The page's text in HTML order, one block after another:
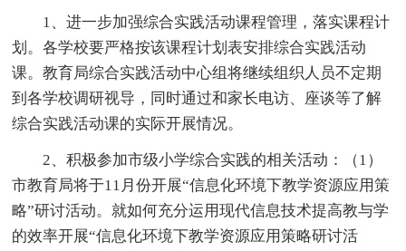
1、进一步加强综合实践活动课程管理，落实课程计
划。各学校要严格按该课程计划表安排综合实践活动
课。教育局综合实践活动中心组将继续组织人员不定期
到各学校调研视导，同时通过和家长电访、座谈等了解
综合实践活动课的实际开展情况。
2、积极参加市级小学综合实践的相关活动：（1）
市教育局将于11月份开展“信息化环境下教学资源应用策
略”研讨活动。就如何充分运用现代信息技术提高教与学
的效率开展“信息化环境下教学资源应用策略研讨活